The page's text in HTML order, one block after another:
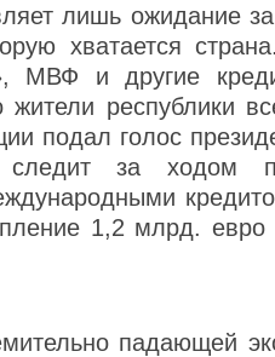
лишь ожидание
хватается
МВФ и другие
жители республики
подал голос
за ходом
1,2 млрд.
падающей